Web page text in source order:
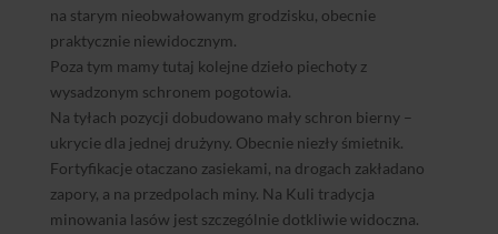
na starym nieobwałowanym grodzisku, obecnie
praktycznie niewidocznym.
Poza tym mamy tutaj kolejne dzieło piechoty z
wysadzonym schronem pogotowia.
Na tyłach pozycji dobudowano mały schron bierny –
ukrycie dla jednej drużyny. Obecnie niezły śmietnik.
Fortyfikacje otaczano zasiekami, na drogach zakładano
zapory, a na przedpolach miny. Na Kuli tradycja
minowania lasów jest szczególnie dotkliwie widoczna.